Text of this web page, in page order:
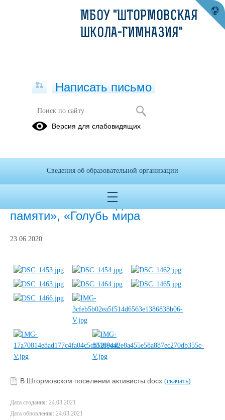
В Штормовском поселении
активисты, работники Дома
депутаты, приняли участие во
Всероссийских мероприятиях,
Победы в Великой Отечественной
войне 1941-1945 годов: «Свеча
памяти», «Голубь мира
23.06.2020
В Штормовском поселении активисты.docx (скачать)
Дата создания: 24.03.2021
Дата обновления: 24.03.2021
МБОУ "ШТОРМОВСКАЯ
ШКОЛА-ГИМНАЗИЯ"
Написать письмо
Версия для слабовидящих
Сведения об образовательной организации